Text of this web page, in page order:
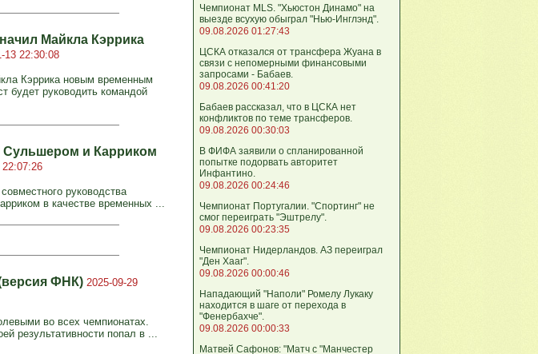
Майкла Кэррика
13 22:30:08
Кэррика новым временным
будет руководить командой
Сульшером и Карриком
22:07:26
руководства
в качестве временных ...
ФНК) 2025-09-29
во всех чемпионатах.
результативности попал в ...
Чемпионат MLS. "Хьюстон Динамо" на
выезде всухую обыграл "Нью-Инглэнд".
09.08.2026 01:27:43
ЦСКА отказался от трансфера Жуана в
связи с непомерными финансовыми
запросами - Бабаев.
09.08.2026 00:41:20
Бабаев рассказал, что в ЦСКА нет
конфликтов по теме трансферов.
09.08.2026 00:30:03
В ФИФА заявили о спланированной
попытке подорвать авторитет
Инфантино.
09.08.2026 00:24:46
Чемпионат Португалии. "Спортинг" не
смог переиграть "Эштрелу".
09.08.2026 00:23:35
Чемпионат Нидерландов. АЗ переиграл
"Ден Хааг".
09.08.2026 00:00:46
Нападающий "Наполи" Ромелу Лукаку
находится в шаге от перехода в
"Фенербахче".
09.08.2026 00:00:33
Матвей Сафонов: "Матч с "Манчестер